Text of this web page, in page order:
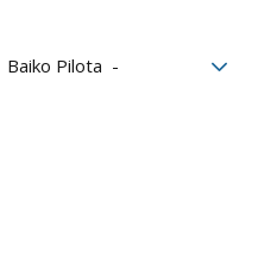
Baiko Pilota